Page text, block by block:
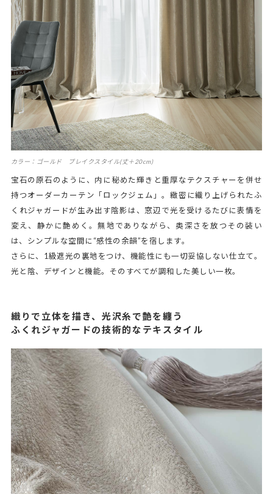
カラー：ゴールド ブレイクスタイル(丈＋20cm)
宝石の原石のように、内に秘めた輝きと重厚なテクスチャーを併せ
持つオーダーカーテン「ロックジェム」。緻密に織り上げられたふ
くれジャガードが生み出す陰影は、窓辺で光を受けるたびに表情を
変え、静かに艶めく。無地でありながら、奥深さを放つその装い
は、シンプルな空間に“感性の余韻”を宿します。
さらに、1級遮光の裏地をつけ、機能性にも一切妥協しない仕立て。
光と陰、デザインと機能。そのすべてが調和した美しい一枚。
織りで立体を描き、光沢糸で艶を纏う
ふくれジャガードの技術的なテキスタイル